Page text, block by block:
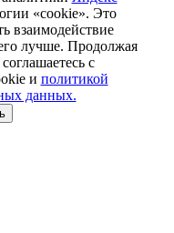
«cookie». Это
взаимодействие
лучше. Продолжая
с
и политикой
данных.